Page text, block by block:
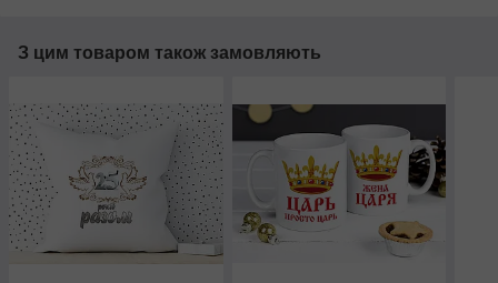
З цим товаром також замовляють